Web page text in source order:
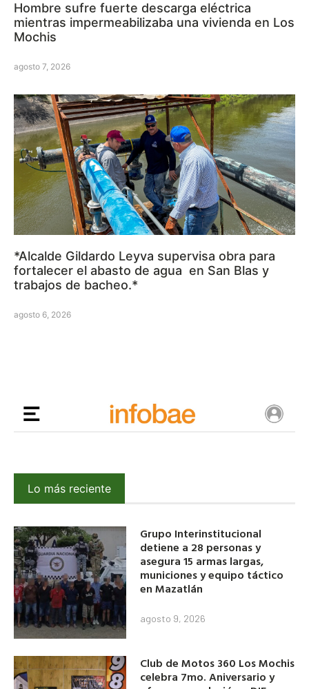
Hombre sufre fuerte descarga eléctrica
mientras impermeabilizaba una vivienda en Los
Mochis
agosto 7, 2026
*Alcalde Gildardo Leyva supervisa obra para
fortalecer el abasto de agua en San Blas y
trabajos de bacheo.*
agosto 6, 2026
Lo más reciente
Grupo Interinstitucional
detiene a 28 personas y
asegura 15 armas largas,
municiones y equipo táctico
en Mazatlán
agosto 9, 2026
Club de Motos 360 Los Mochis
celebra 7mo. Aniversario y